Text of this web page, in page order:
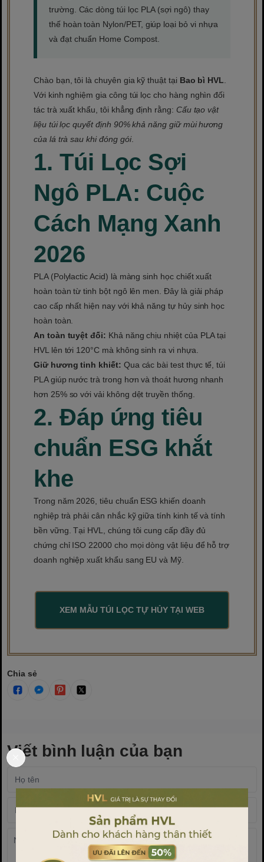
trường. Các dòng túi lọc PLA (sợi ngô) thay
thế hoàn toàn Nylon/PET, giúp loại bỏ vi nhựa
và đạt chuẩn Home Compost.
Chào bạn, tôi là chuyên gia kỹ thuật tại Bao bì HVL
Với kinh nghiệm gia công túi lọc cho hàng nghìn đối
tác trà xuất khẩu, tôi khẳng định rằng: Cấu tạo vật
liệu túi lọc quyết định 90% khả năng giữ mùi hương
của lá trà sau khi đóng gói.
1. Túi Lọc Sợi
Ngô PLA: Cuộc
Cách Mạng Xanh
2026
PLA (Polylactic Acid) là màng sinh học chiết xuất
hoàn toàn từ tinh bột ngô lên men. Đây là giải pháp
cao cấp nhất hiện nay với khả năng tự hủy sinh học
hoàn toàn.
An toàn tuyệt đối: Khả năng chịu nhiệt của PLA tại
HVL lên tới 120°C mà không sinh ra vi nhựa.
Giữ hương tinh khiết: Qua các bài test thực tế, túi
PLA giúp nước trà trong hơn và thoát hương nhanh
hơn 25% so với vải không dệt truyền thống.
2. Đáp ứng tiêu
chuẩn ESG khắt
khe
Trong năm 2026, tiêu chuẩn ESG khiến doanh
nghiệp trà phải cân nhắc kỹ giữa tính kinh tế và tính
bền vững. Tại HVL, chúng tôi cung cấp đầy đủ
chứng chỉ ISO 22000 cho mọi dòng vật liệu để hỗ trợ
doanh nghiệp xuất khẩu sang EU và Mỹ.
XEM MẪU TÚI LỌC TỰ HỦY TẠI WEB
Chia sẻ
Viết bình luận của bạn